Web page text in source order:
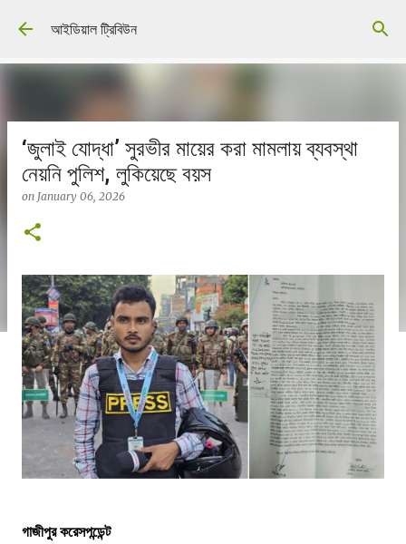
Skip to main content
আইডিয়াল ট্রিবিউন
‘জুলাই যোদ্ধা’ সুরভীর মায়ের করা মামলায় ব্যবস্থা
নেয়নি পুলিশ, লুকিয়েছে বয়স
on January 06, 2026
গাজীপুর করেসপন্ডেন্ট